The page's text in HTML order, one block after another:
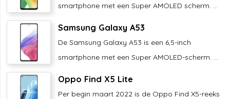
smartphone met een Super AMOLED scherm. ...
Samsung Galaxy A53
De Samsung Galaxy A53 is een 6,5-inch
smartphone met een Super AMOLED-scherm. ...
Oppo Find X5 Lite
Per begin maart 2022 is de Oppo Find X5-reeks